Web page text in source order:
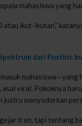
mahasiswa yang
ikut-ikutan,”
dari Postinc
mahasiswa—yang
viral. Pokoknya
justru menyodorkan
tren, tapi tentang